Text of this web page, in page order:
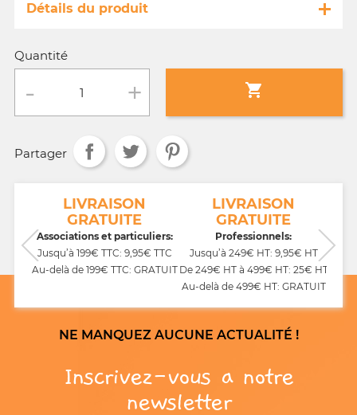
Détails du produit
Référence
Conditionnement :
Age :
Quantité

Partager
LIVRAISON
GRATUITE
Associations et particuliers:
Jusqu’à 199€ TTC: 9,95€ TTC
Au-delà de 199€ TTC: GRATUIT
LIVRAISON
GRATUITE
Professionnels:
Jusqu’à 249€ HT: 9,95€ HT
De 249€ HT à 499€ HT: 25€ HT
Au-delà de 499€ HT: GRATUIT
NE MANQUEZ AUCUNE ACTUALITÉ !
Inscrivez-vous a notre
newsletter